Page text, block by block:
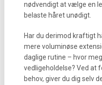
nødvendigt at vælge en
belaste håret unødigt.
Har du derimod kraftigt
mere voluminøse
daglige rutine – hvor
vedligeholdelse? Ved at
behov, giver du dig selv